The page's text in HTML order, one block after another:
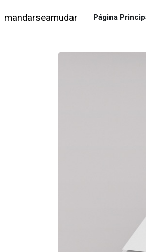
mandarseamudar Página